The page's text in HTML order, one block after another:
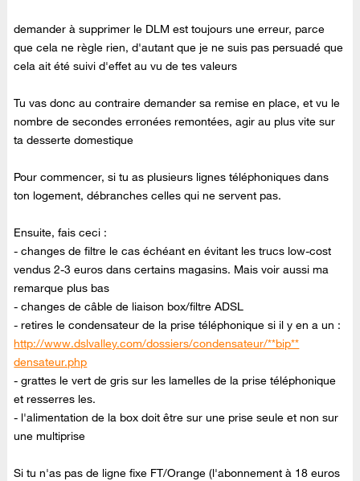
demander à supprimer le DLM est toujours une erreur, parce
que cela ne règle rien, d'autant que je ne suis pas persuadé que
cela ait été suivi d'effet au vu de tes valeurs
Tu vas donc au contraire demander sa remise en place, et vu le
nombre de secondes erronées remontées, agir au plus vite sur
ta desserte domestique
Pour commencer, si tu as plusieurs lignes téléphoniques dans
ton logement, débranches celles qui ne servent pas.
Ensuite, fais ceci :
- changes de filtre le cas échéant en évitant les trucs low-cost
vendus 2-3 euros dans certains magasins. Mais voir aussi ma
remarque plus bas
- changes de câble de liaison box/filtre ADSL
- retires le condensateur de la prise téléphonique si il y en a un :
http://www.dslvalley.com/dossiers/condensateur/**bip**
densateur.php
- grattes le vert de gris sur les lamelles de la prise téléphonique
et resserres les.
- l'alimentation de la box doit être sur une prise seule et non sur
une multiprise
Si tu n'as pas de ligne fixe FT/Orange (l'abonnement à 18 euros